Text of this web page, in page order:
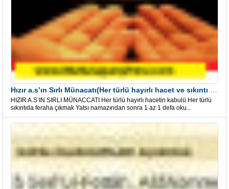
HIZIR A.S’IN SIRLI MÜNACCATI Her türlü hayırlı hacetin kabulü Her türlü
sıkıntıda feraha çıkmak Yatsı namazından sonra 1 az 1 defa oku...